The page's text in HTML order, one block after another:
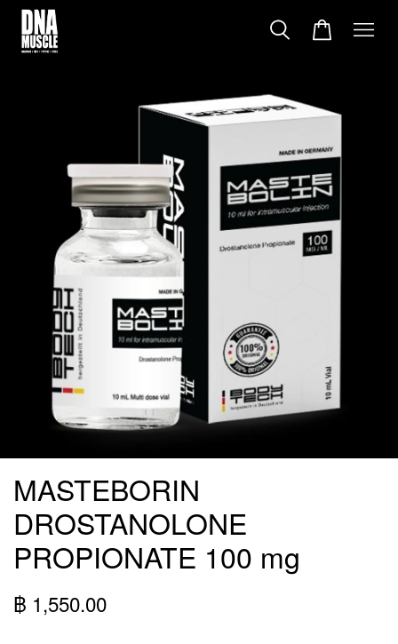
MASTEBORIN
DROSTANOLONE
PROPIONATE 100 mg
฿ 1,550.00